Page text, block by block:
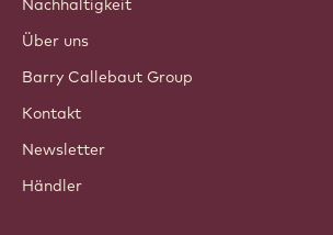
Nachhaltigkeit
Über uns
Barry Callebaut Group
Kontakt
Newsletter
Händler